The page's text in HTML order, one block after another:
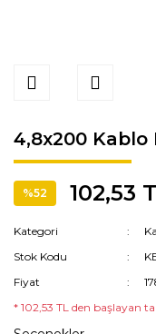
4,8x200 Kablo
%52 102,53
Kategori
Stok Kodu
Fiyat
* 102,53 TL den başlayan